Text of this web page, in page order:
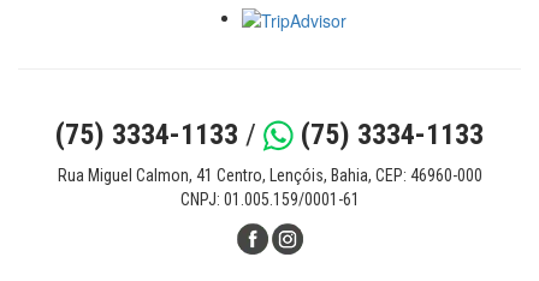
(75) 3334-1133 / (75) 3334-1133
Rua Miguel Calmon, 41 Centro, Lençóis, Bahia, CEP: 46960-000
CNPJ: 01.005.159/0001-61